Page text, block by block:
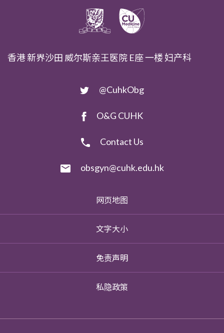
香港 新界沙田 威尔斯亲王医院 E座 一楼 妇产科
@CuhkObg
O&G CUHK
Contact Us
obsgyn@cuhk.edu.hk
网页地图
文字大小
免责声明
私隐政策